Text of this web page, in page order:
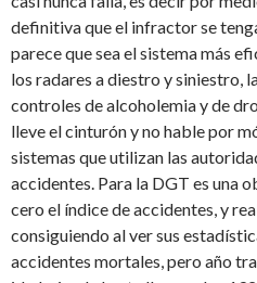
definitiva que el infractor se
parece que sea el sistema más
los radares a diestro y siniestro,
controles de alcoholemia y de
lleve el cinturón y no hable por
sistemas que utilizan las
accidentes. Para la DGT es una
cero el índice de accidentes, y
consiguiendo al ver sus
accidentes mortales, pero año